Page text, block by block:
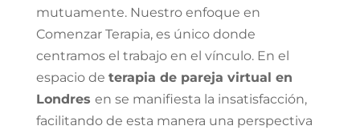
mutuamente. Nuestro enfoque en
Comenzar Terapia, es único donde
centramos el trabajo en el vínculo. En el
espacio de terapia de pareja virtual en
Londres en se manifiesta la insatisfacción,
facilitando de esta manera una perspectiva